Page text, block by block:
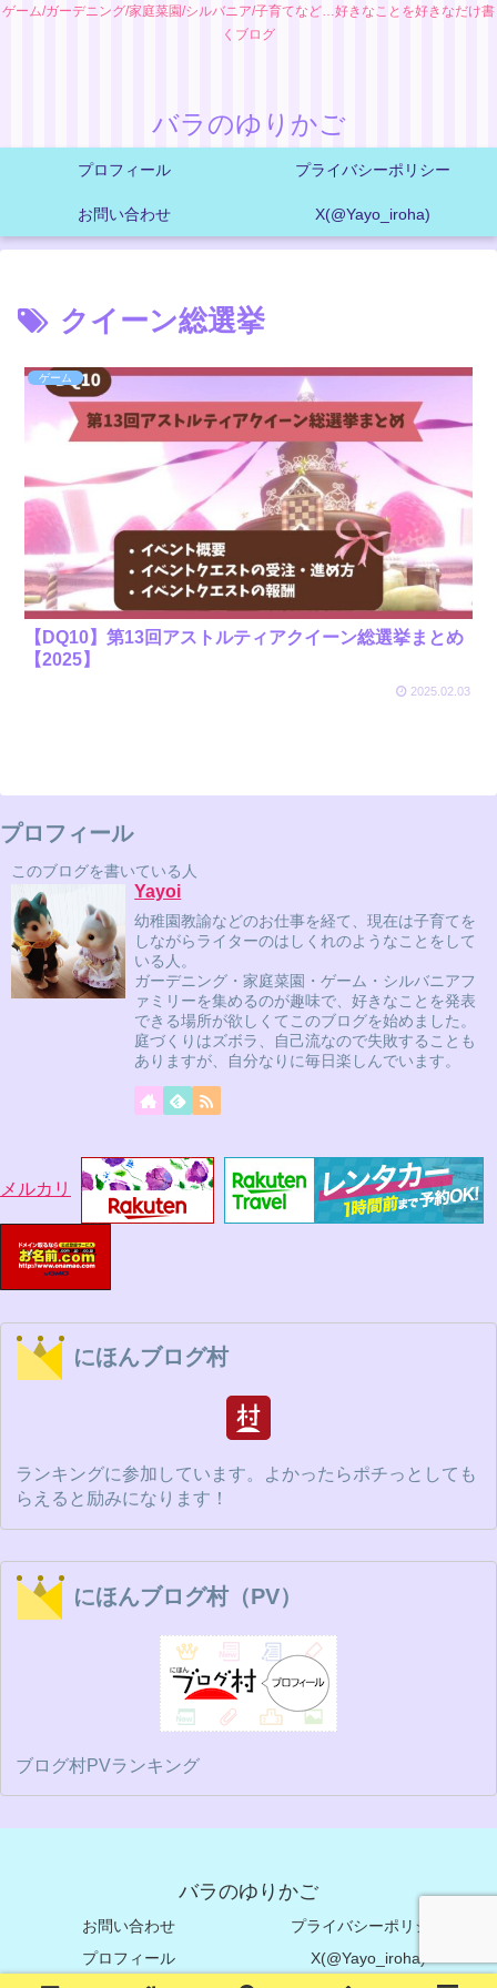
ゲーム/ガーデニング/家庭菜園/シルバニア/子育てなど…好きなことを好きなだけ書
くブログ
バラのゆりかご
プロフィール プライバシーポリシー
お問い合わせ X(@Yayo_iroha)
クイーン総選挙
ゲーム
【DQ10】第13回アストルティアクイーン総選挙まとめ
【2025】
2025.02.03
プロフィール
このブログを書いている人
Yayoi
幼稚園教諭などのお仕事を経て、現在は子育てを
しながらライターのはしくれのようなことをして
いる人。
ガーデニング・家庭菜園・ゲーム・シルバニアフ
ァミリーを集めるのが趣味で、好きなことを発表
できる場所が欲しくてこのブログを始めました。
庭づくりはズボラ、自己流なので失敗することも
ありますが、自分なりに毎日楽しんでいます。
メルカリ
にほんブログ村
ランキングに参加しています。よかったらポチっとしても
らえると励みになります！
にほんブログ村（PV）
ブログ村PVランキング
バラのゆりかご
お問い合わせ
プライバシーポリシー
プロフィール
X(@Yayo_iroha)